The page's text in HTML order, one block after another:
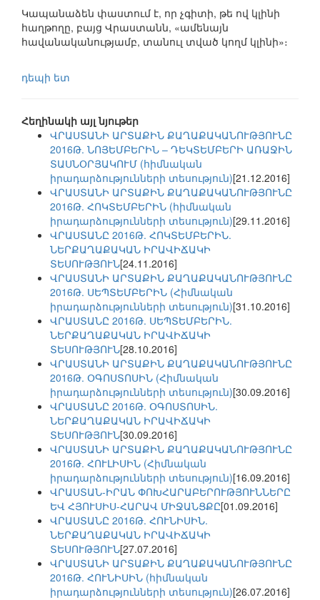
Կապանաձեն փաստում է, որ չգիտի, թե ով կլինի
հաղթողը, բայց Վրաստանն, «ամենայն
հավանականությամբ, տանուլ տված կողմ կլինի»։
դեպի ետ
Հեղինակի այլ նյութեր
ՎՐԱՍՏԱՆԻ ԱՐՏԱՔԻՆ ՔԱՂԱՔԱԿԱՆՈՒԹՅՈՒՆԸ
2016Թ. ՆՈՅԵՄԲԵՐԻՆ – ԴԵԿՏԵՄԲԵՐԻ ԱՌԱՋԻՆ
ՏԱՍՆՕՐՅԱԿՈՒՄ (հիմնական
իրադարձությունների տեսություն)[21.12.2016]
ՎՐԱՍՏԱՆԻ ԱՐՏԱՔԻՆ ՔԱՂԱՔԱԿԱՆՈՒԹՅՈՒՆԸ
2016Թ. ՀՈԿՏԵՄԲԵՐԻՆ (հիմնական
իրադարձությունների տեսություն)[29.11.2016]
ՎՐԱՍՏԱՆԸ 2016Թ. ՀՈԿՏԵՄԲԵՐԻՆ.
ՆԵՐՔԱՂԱՔԱԿԱՆ ԻՐԱՎԻՃԱԿԻ
ՏԵՍՈՒԹՅՈՒՆ[24.11.2016]
ՎՐԱՍՏԱՆԻ ԱՐՏԱՔԻՆ ՔԱՂԱՔԱԿԱՆՈՒԹՅՈՒՆԸ
2016Թ. ՍԵՊՏԵՄԲԵՐԻՆ (Հիմնական
իրադարձությունների տեսություն)[31.10.2016]
ՎՐԱՍՏԱՆԸ 2016Թ. ՍԵՊՏԵՄԲԵՐԻՆ.
ՆԵՐՔԱՂԱՔԱԿԱՆ ԻՐԱՎԻՃԱԿԻ
ՏԵՍՈՒԹՅՈՒՆ[28.10.2016]
ՎՐԱՍՏԱՆԻ ԱՐՏԱՔԻՆ ՔԱՂԱՔԱԿԱՆՈՒԹՅՈՒՆԸ
2016Թ. ՕԳՈՍՏՈՍԻՆ (Հիմնական
իրադարձությունների տեսություն)[30.09.2016]
ՎՐԱՍՏԱՆԸ 2016Թ. ՕԳՈՍՏՈՍԻՆ.
ՆԵՐՔԱՂԱՔԱԿԱՆ ԻՐԱՎԻՃԱԿԻ
ՏԵՍՈՒԹՅՈՒՆ[30.09.2016]
ՎՐԱՍՏԱՆԻ ԱՐՏԱՔԻՆ ՔԱՂԱՔԱԿԱՆՈՒԹՅՈՒՆԸ
2016Թ. ՀՈՒԼԻՍԻՆ (Հիմնական
իրադարձությունների տեսություն)[16.09.2016]
ՎՐԱՍՏԱՆ-ԻՐԱՆ ՓՈԽՀԱՐԱԲԵՐՈՒԹՅՈՒՆՆԵՐԸ
ԵՎ ՀՅՈՒՍԻՍ-ՀԱՐԱՎ ՄԻՋԱՆՑՔԸ[01.09.2016]
ՎՐԱՍՏԱՆԸ 2016Թ. ՀՈՒՆԻՍԻՆ.
ՆԵՐՔԱՂԱՔԱԿԱՆ ԻՐԱՎԻՃԱԿԻ
ՏԵՍՈՒԹՅՈՒՆ[27.07.2016]
ՎՐԱՍՏԱՆԻ ԱՐՏԱՔԻՆ ՔԱՂԱՔԱԿԱՆՈՒԹՅՈՒՆԸ
2016Թ. ՀՈՒՆԻՍԻՆ (հիմնական
իրադարձությունների տեսություն)[26.07.2016]